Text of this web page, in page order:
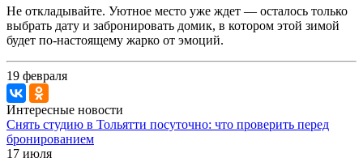
Не откладывайте. Уютное место уже ждет — осталось только
выбрать дату и забронировать домик, в котором этой зимой
будет по-настоящему жарко от эмоций.
19 февраля
Интересные новости
Снять студию в Тольятти посуточно: что проверить перед
бронированием
17 июля